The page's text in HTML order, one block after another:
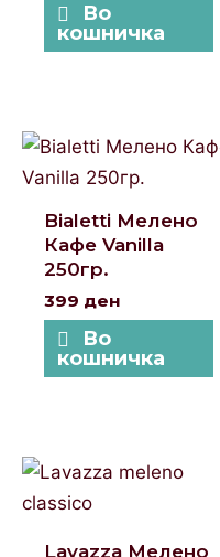
Во
кошничка
Bialetti Мелено
Кафе Vanilla
250гр.
399 ден
Во
кошничка
Lavazza Мелено